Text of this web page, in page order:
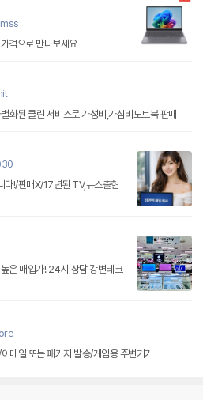
격으로 만나보세요
화된 클린 서비스로 가성비,가심비노트북 판매
다!/판매X/17년된 TV,뉴스출현
은 매입가! 24시 상담 강변테크
메일 또는 패키지 발송/게임용 주변기기